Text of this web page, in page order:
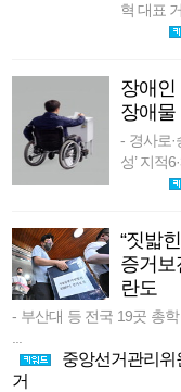
혁 대표
장애
장애물
- 경사로·
성’ 지적
“짓밟
증거보
란도
- 부산대 등 전국 19곳 총
중앙선거관리위
거